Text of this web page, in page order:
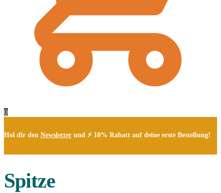
0
Hol dir den Newsletter und ⚡ 10% Rabatt auf deine erste Bestellung!
Spitze